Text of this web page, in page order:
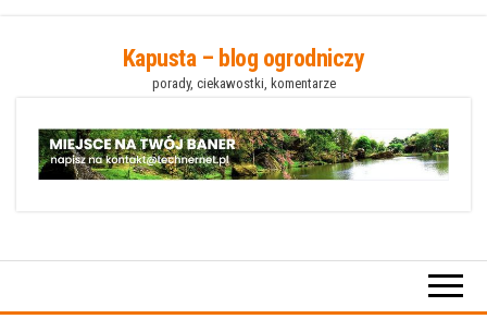
Kapusta – blog ogrodniczy
porady, ciekawostki, komentarze